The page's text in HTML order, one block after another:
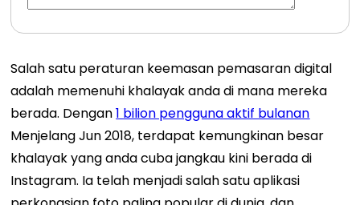
Salah satu peraturan keemasan pemasaran digital
adalah memenuhi khalayak anda di mana mereka
berada. Dengan1 bilion pengguna aktif bulanan
Menjelang Jun 2018, terdapat kemungkinan besar
khalayak yang anda cuba jangkau kini berada di
Instagram. Ia telah menjadi salah satu aplikasi